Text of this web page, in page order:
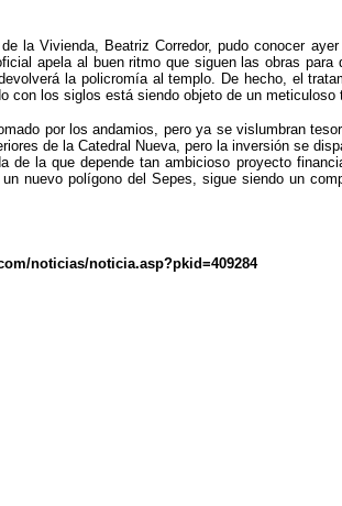
la Vivienda, Beatriz Corredor, pudo conocer
apela al buen ritmo que siguen las obras
la policromía al templo. De hecho, el
con los siglos está siendo objeto de un
por los andamios, pero ya se vislumbran
de la Catedral Nueva, pero la inversión se
de la que depende tan ambicioso proyecto
nuevo polígono del Sepes, sigue siendo un
noticias/noticia.asp?pkid=409284